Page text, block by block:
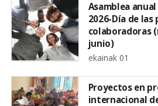
Asamblea
2026-Día de las
colaboradoras
junio)
ekainak 01
Proyectos en
internacional